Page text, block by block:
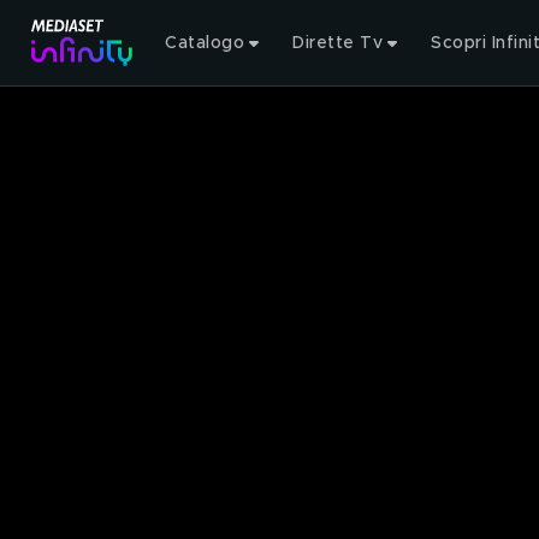
Catalogo Dirette Tv Scopri